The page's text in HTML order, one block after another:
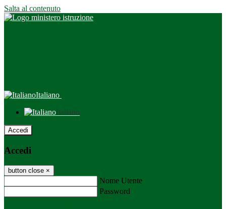
Salta al contenuto
Italiano
Italiano
Accedi
Accedi
button close ×
Nome Utente
Password